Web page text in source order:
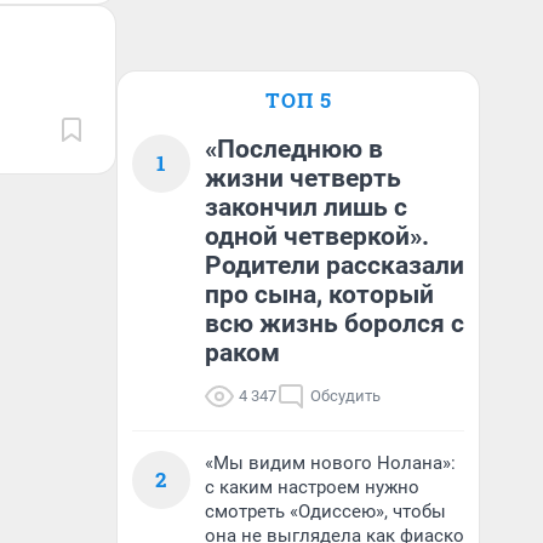
ТОП 5
1
«Последнюю в
жизни четверть
закончил лишь с
одной четверкой».
Родители рассказали
про сына, который
всю жизнь боролся с
раком
4 347 Обсудить
2
«Мы видим нового Нолана»:
с каким настроем нужно
смотреть «Одиссею», чтобы
она не выглядела как фиаско